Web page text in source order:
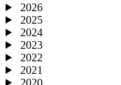
2026
2025
2024
2023
2022
2021
2020